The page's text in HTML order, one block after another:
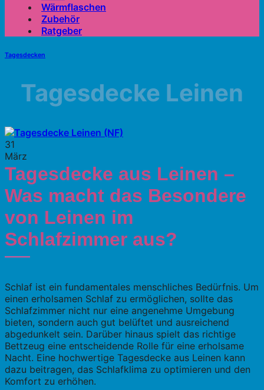
Wärmflaschen
Zubehör
Ratgeber
Tagesdecken
Tagesdecke Leinen
31
März
Tagesdecke aus Leinen –
Was macht das Besondere
von Leinen im
Schlafzimmer aus?
Schlaf ist ein fundamentales menschliches Bedürfnis. Um
einen erholsamen Schlaf zu ermöglichen, sollte das
Schlafzimmer nicht nur eine angenehme Umgebung
bieten, sondern auch gut belüftet und ausreichend
abgedunkelt sein. Darüber hinaus spielt das richtige
Bettzeug eine entscheidende Rolle für eine erholsame
Nacht. Eine hochwertige Tagesdecke aus Leinen kann
dazu beitragen, das Schlafklima zu optimieren und den
Komfort zu erhöhen.